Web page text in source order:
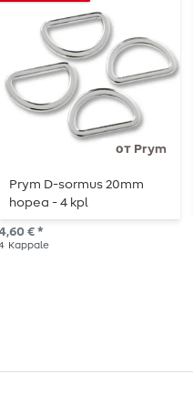
от Prym
Prym D-sormus 20mm
hopea - 4 kpl
€ *
Kappale